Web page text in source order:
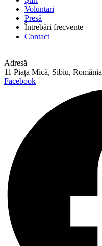
Voluntari
Presă
Întrebări frecvente
Contact
Adresă
11 Piața Mică, Sibiu, România
Facebook